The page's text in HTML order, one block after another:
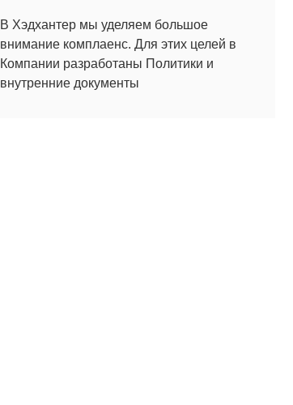
В Хэдхантер мы уделяем большое
внимание комплаенс. Для этих целей в
Компании разработаны Политики и
внутренние документы